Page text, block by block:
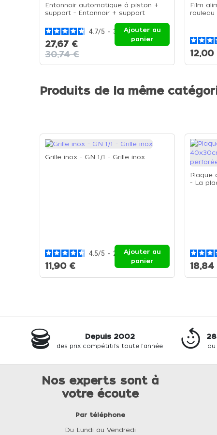
Entonnoir automatique à piston +
support - Entonnoir + support
4.7/5 - 3 avis
27,67 €
30,74 €
Ajouter au
panier
Film
12,00
Produits de la même
Grille inox - GN 1/1 - Grille inox
4.5/5 - 2 avis
11,90 €
Ajouter au
panier
Plaque
- La
18,84
Depuis 2002
des prix compétitifs toute l'année ou
Nos experts sont à
votre écoute
Par téléphone
Du Lundi au Vendredi